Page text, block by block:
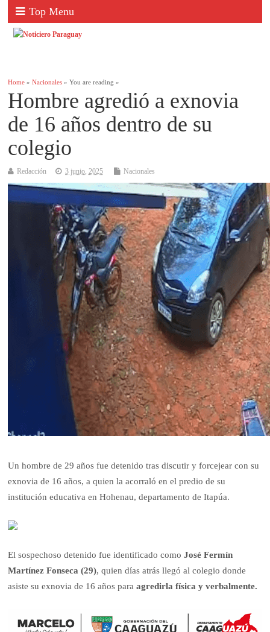
Top Menu
Home »Nacionales » You are reading »
Hombre agredió a exnovia
de 16 años dentro de su
colegio
Redacción 3 junio, 2025 Nacionales
Un hombre de 29 años fue detenido tras discutir y forcejear con su
exnovia de 16 años, a quien la acorraló en el predio de su
institución educativa en Hohenau, departamento de Itapúa.
El sospechoso detenido fue identificado comoJosé Fermín
Martínez Fonseca (29), quien días atrás llegó al colegio donde
asiste su exnovia de 16 años paraagredirla física y verbalmente.